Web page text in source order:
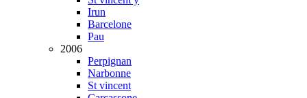
Irun
Barcelone
Pau
2006
Perpignan
Narbonne
St vincent